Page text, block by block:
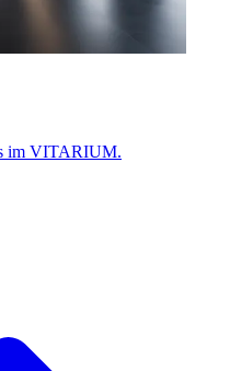
im VITARIUM.